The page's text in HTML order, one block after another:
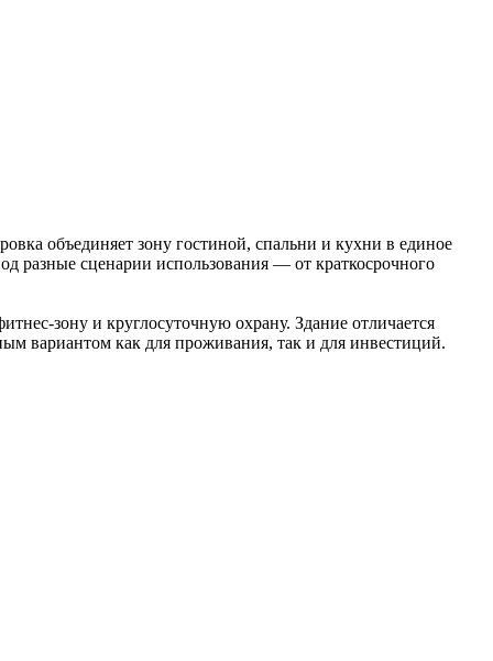
объединяет зону гостиной, спальни и кухни в единое
разные сценарии использования — от краткосрочного
зону и круглосуточную охрану. Здание отличается
вариантом как для проживания, так и для инвестиций.